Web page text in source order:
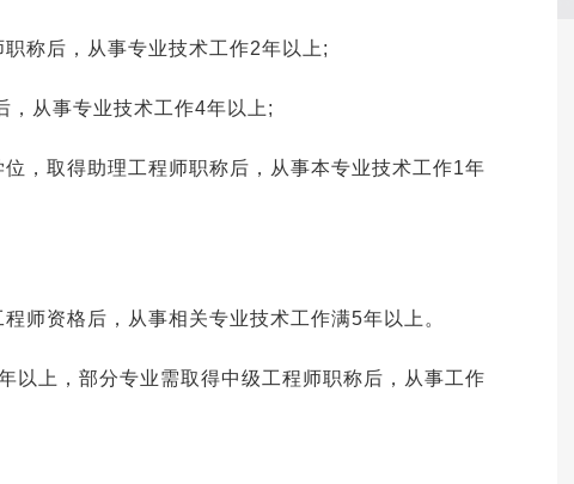
称后，从事专业技术工作2年以上;
，从事专业技术工作4年以上;
，取得助理工程师职称后，从事本专业技术工作1年
师资格后，从事相关专业技术工作满5年以上。
以上，部分专业需取得中级工程师职称后，从事工作